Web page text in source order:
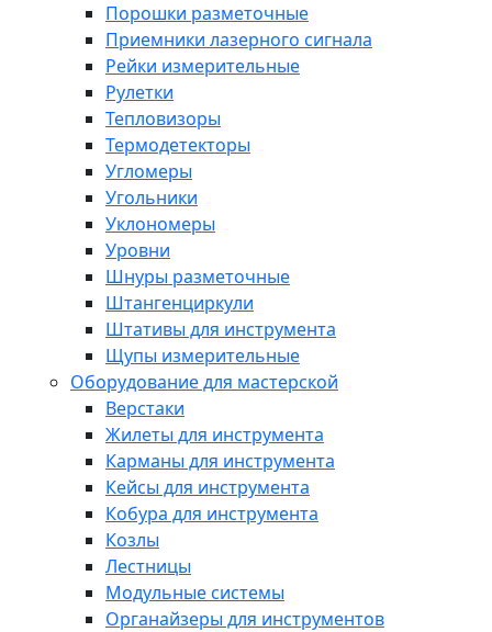
Порошки разметочные
Приемники лазерного сигнала
Рейки измерительные
Рулетки
Тепловизоры
Термодетекторы
Угломеры
Угольники
Уклономеры
Уровни
Шнуры разметочные
Штангенциркули
Штативы для инструмента
Щупы измерительные
Оборудование для мастерской
Верстаки
Жилеты для инструмента
Карманы для инструмента
Кейсы для инструмента
Кобура для инструмента
Козлы
Лестницы
Модульные системы
Органайзеры для инструментов